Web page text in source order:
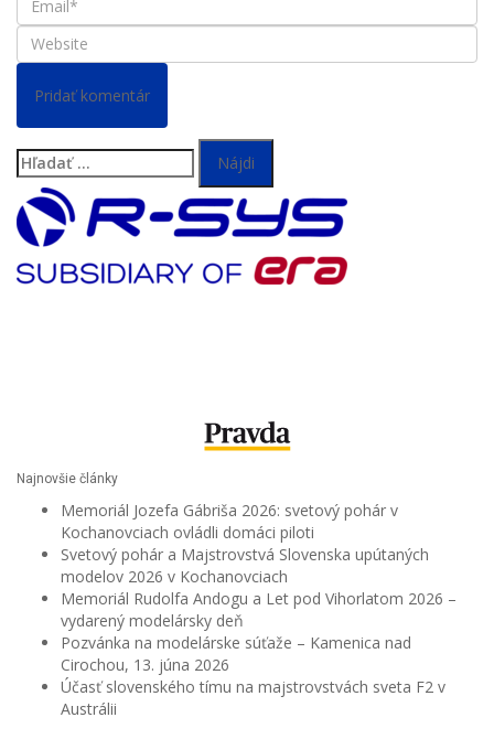
Hľadať:
Najnovšie články
Memoriál Jozefa Gábriša 2026: svetový pohár v
Kochanovciach ovládli domáci piloti
Svetový pohár a Majstrovstvá Slovenska upútaných
modelov 2026 v Kochanovciach
Memoriál Rudolfa Andogu a Let pod Vihorlatom 2026 –
vydarený modelársky deň
Pozvánka na modelárske súťaže – Kamenica nad
Cirochou, 13. júna 2026
Účasť slovenského tímu na majstrovstvách sveta F2 v
Austrálii